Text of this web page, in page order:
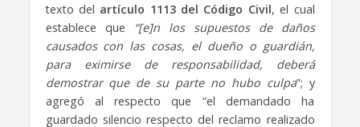
texto del artículo 1113 del Código Civil, el cual
establece que
“[e]n los supuestos de daños
causados con las cosas, el dueño o guardián,
para eximirse de responsabilidad, deberá
demostrar que de su parte no hubo culpa”; y
agregó al respecto que “el demandado ha
guardado silencio respecto del reclamo realizado